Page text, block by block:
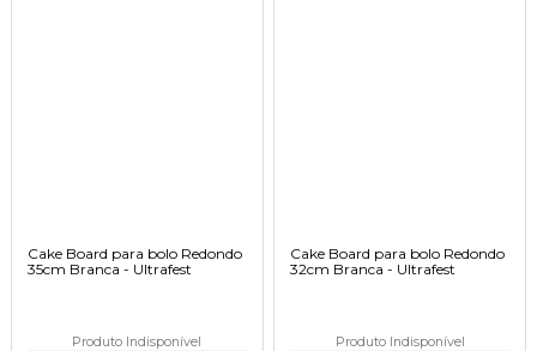
Cake Board para bolo Redondo
35cm Branca - Ultrafest
Produto Indisponível
Cake Board para bolo Redondo
32cm Branca - Ultrafest
Produto Indisponível